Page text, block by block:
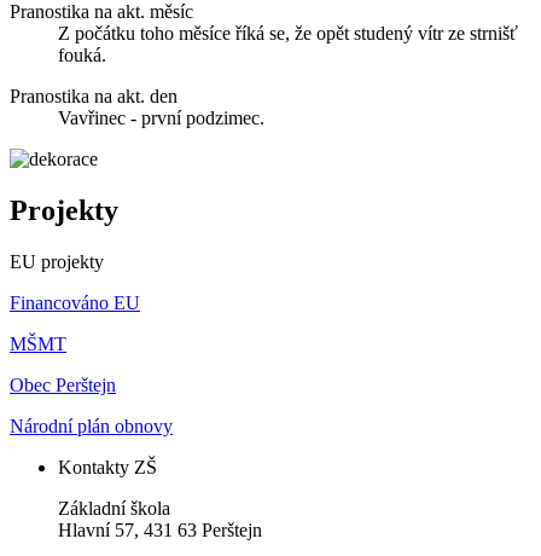
Pranostika na akt. měsíc
Z počátku toho měsíce říká se, že opět studený vítr ze strnišť
fouká.
Pranostika na akt. den
Vavřinec - první podzimec.
Projekty
EU projekty
Financováno EU
MŠMT
Obec Perštejn
Národní plán obnovy
Kontakty ZŠ
Základní škola
Hlavní 57, 431 63 Perštejn